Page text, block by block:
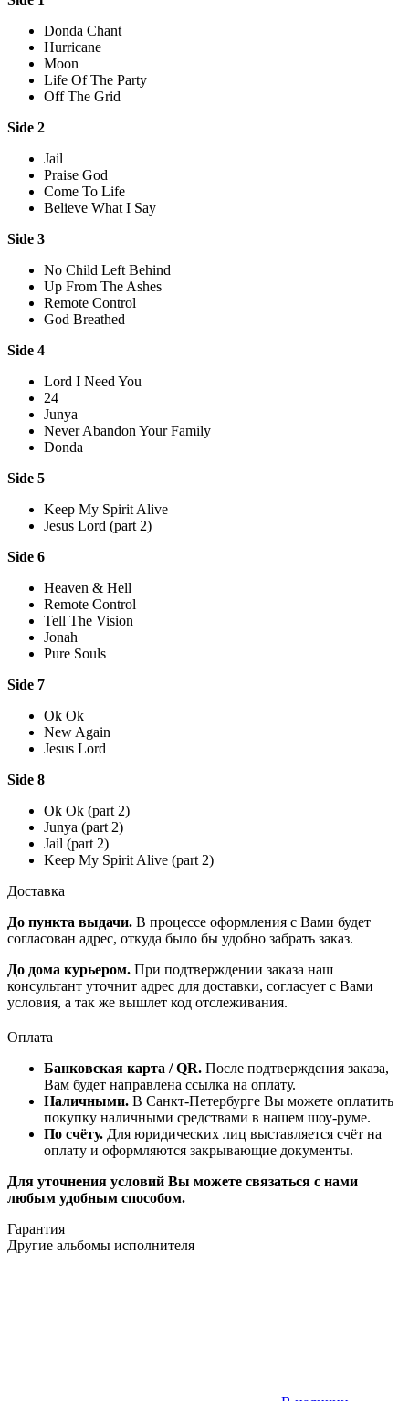
Donda Chant
Hurricane
Moon
Life Of The Party
Off The Grid
Side 2
Jail
Praise God
Come To Life
Believe What I Say
Side 3
No Child Left Behind
Up From The Ashes
Remote Control
God Breathed
Side 4
Lord I Need You
24
Junya
Never Abandon Your Family
Donda
Side 5
Keep My Spirit Alive
Jesus Lord (part 2)
Side 6
Heaven & Hell
Remote Control
Tell The Vision
Jonah
Pure Souls
Side 7
Ok Ok
New Again
Jesus Lord
Side 8
Ok Ok (part 2)
Junya (part 2)
Jail (part 2)
Keep My Spirit Alive (part 2)
Доставка
До пункта выдачи. В процессе оформления с Вами будет
согласован адрес, откуда было бы удобно забрать заказ.
До дома курьером. При подтверждении заказа наш
консультант уточнит адрес для доставки, согласует с Вами
условия, а так же вышлет код отслеживания.
Оплата
Банковская карта / QR. После подтверждения заказа,
Вам будет направлена ссылка на оплату.
Наличными. В Санкт-Петербурге Вы можете оплатить
покупку наличными средствами в нашем шоу-руме.
По счёту. Для юридических лиц выставляется счёт на
оплату и оформляются закрывающие документы.
Для уточнения условий Вы можете связаться с нами
любым удобным способом.
Гарантия
Другие альбомы исполнителя